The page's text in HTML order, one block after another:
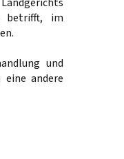
betrifft, im
und
andere